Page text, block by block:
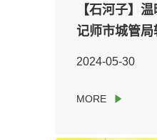
【石河子】
记师市城管
2024-05-30